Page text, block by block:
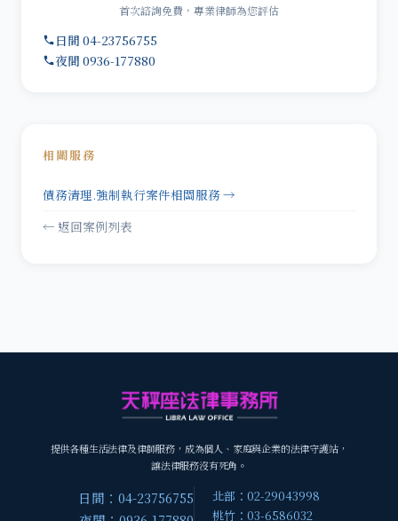
首次諮詢免費，專業律師為您評估
日間 04-23756755
夜間 0936-177880
相關服務
債務清理.強制執行案件相關服務 →
← 返回案例列表
提供各種生活法律及律師服務，成為個人、家庭與企業的法律守護站，
讓法律服務沒有死角。
日間：04-23756755
北部：02-29043998
桃竹：03-6586032